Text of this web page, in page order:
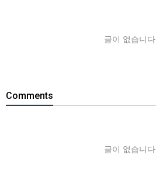
글이 없습니다.
Comments
글이 없습니다.